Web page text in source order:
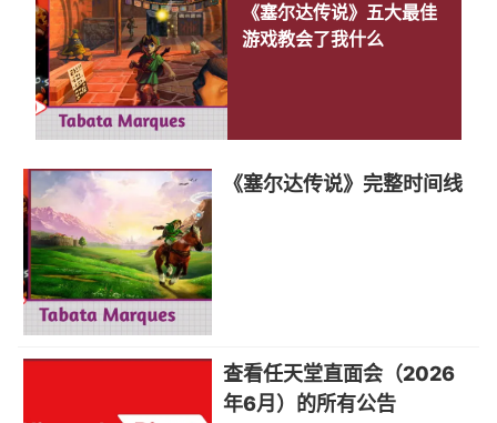
《塞尔达传说》五大最佳
游戏教会了我什么
《塞尔达传说》完整时间线
查看任天堂直面会（2026
年6月）的所有公告